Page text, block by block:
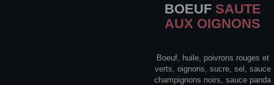
BOEUFSAUTE
AUX OIGNONS
Boeuf, huile, poivrons rouges et
verts, oignons, sucre, sel, sauce
champignons noirs, sauce panda